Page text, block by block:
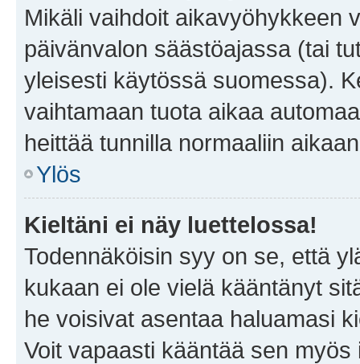
Mikäli vaihdoit aikavyöhykkeen
päivänvalon säästöajassa (tai
yleisesti käytössä suomessa).
vaihtamaan tuota aikaa
heittää tunnilla normaaliin
Ylös
Kieltäni ei näy luettelossa!
Todennäköisin syy on se, että
kukaan ei ole vielä kääntänyt
he voisivat asentaa haluamasi
Voit vapaasti kääntää sen